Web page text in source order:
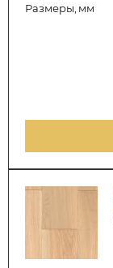
Размеры, мм